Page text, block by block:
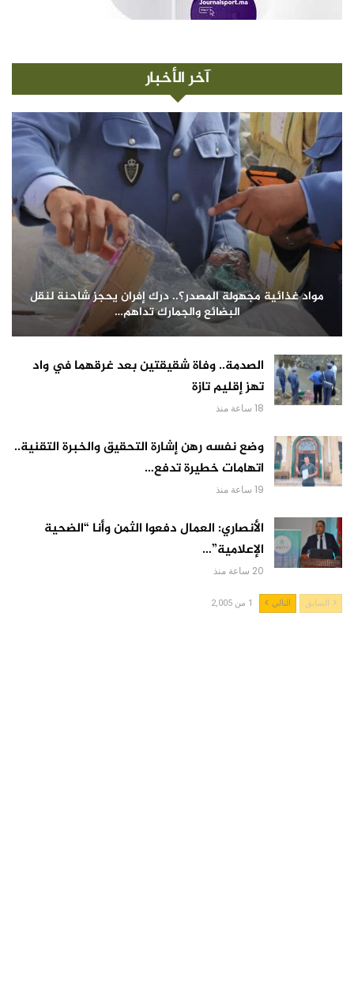
آخر الأخبار
مواد غذائية مجهولة المصدر؟.. درك إفران يحجز شاحنة لنقل
البضائع والجمارك تداهم…
الصدمة.. وفاة شقيقتين بعد غرقهما في واد
تهز إقليم تازة
18 ساعة منذ
وضع نفسه رهن إشارة التحقيق والخبرة التقنية..
اتهامات خطيرة تدفع…
19 ساعة منذ
الأنصاري: العمال دفعوا الثمن وأنا “الضحية
الإعلامية”…
20 ساعة منذ
السابق التالي 1 من 2,005